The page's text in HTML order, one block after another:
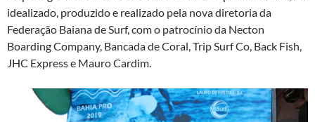
idealizado, produzido e realizado pela nova diretoria da
Federação Baiana de Surf, com o patrocínio da Necton
Boarding Company, Bancada de Coral, Trip Surf Co, Back Fish,
JHC Express e Mauro Cardim.